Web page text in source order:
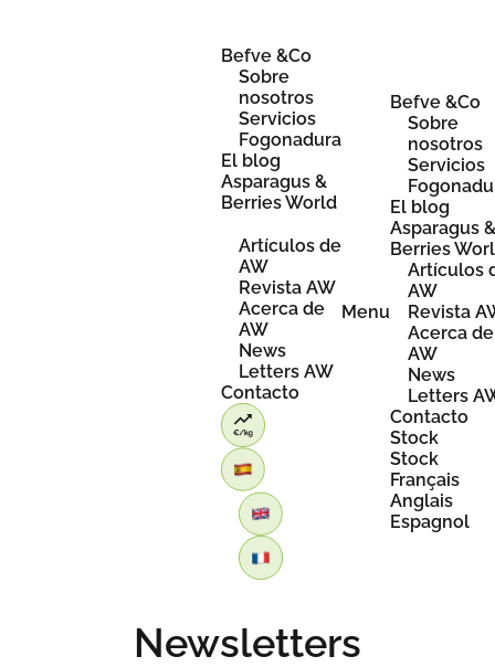
Befve &Co
Sobre
nosotros
Servicios
Fogonadura
El blog
Asparagus &
Berries World
Artículos de
AW
Revista AW
Acerca de
AW
News
Letters AW
Contacto
Menu
Befve &Co
Sobre
nosotros
Servicios
El blog
Asparagus
Berries
Artículos
AW
Revista
Acerca de
AW
News
Letters
Contacto
Stock
Stock
Français
Anglais
Espagnol
Newsletters